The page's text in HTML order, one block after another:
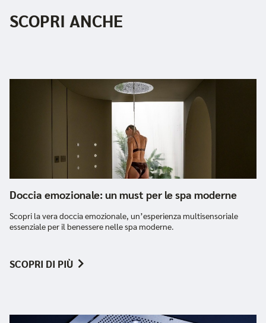
SCOPRI ANCHE
Doccia emozionale: un must per le spa moderne
Scopri la vera doccia emozionale, un’esperienza multisensoriale
essenziale per il benessere nelle spa moderne.
SCOPRI DI PIÙ